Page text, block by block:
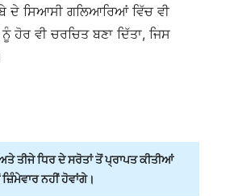
ਦੇ ਸਿਆਸੀ ਗਲਿਆਰਿਆਂ ਵਿੱਚ ਵੀ
ਵੀ ਚਰਚਿਤ ਬਣਾ ਦਿੱਤਾ, ਜਿਸ
ਤੀਜੇ ਧਿਰ ਦੇ ਸਰੋਤਾਂ ਤੋਂ ਪ੍ਰਾਪਤ ਕੀਤੀਆਂ
ਨਹੀਂ ਹੋਵਾਂਗੇ।